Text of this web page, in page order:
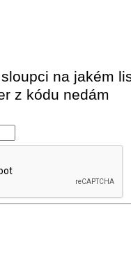
na jakém
z kódu nedám